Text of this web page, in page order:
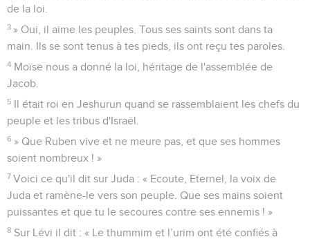
de la loi.
3 » Oui, il aime les peuples. Tous ses saints sont dans ta
main. Ils se sont tenus à tes pieds, ils ont reçu tes paroles.
4 Moïse nous a donné la loi, héritage de l'assemblée de
Jacob.
5 Il était roi en Jeshurun quand se rassemblaient les chefs du
peuple et les tribus d'Israël.
6 » Que Ruben vive et ne meure pas, et que ses hommes
soient nombreux ! »
7 Voici ce qu'il dit sur Juda : « Ecoute, Eternel, la voix de
Juda et ramène-le vers son peuple. Que ses mains soient
puissantes et que tu le secoures contre ses ennemis ! »
8 Sur Lévi il dit : « Le thummim et l’urim ont été confiés à